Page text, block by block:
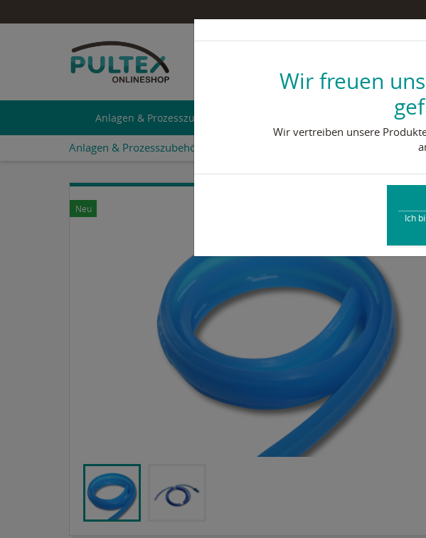
Anlagen & Prozesszubehör Pumpen & Fördersysteme
Anlagen & Prozesszubehör MicroMorph
Neu
Wir freuen
Wir vertreiben unsere
Ich